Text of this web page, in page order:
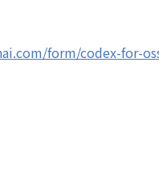
form/codex-for-